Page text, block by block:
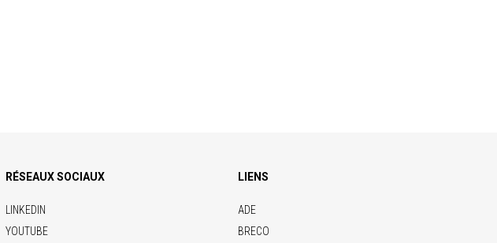
RÉSEAUX SOCIAUX
LINKEDIN
YOUTUBE
LIENS
ADE
BRECO